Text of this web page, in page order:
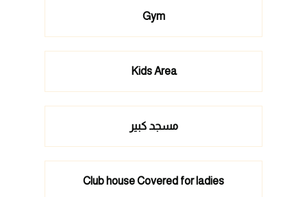
Gym
Kids Area
مسجد كبير
Club house Covered for ladies